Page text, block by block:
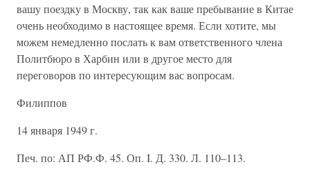
вашу поездку в Москву, так как ваше пребывание в Китае
очень необходимо в настоящее время. Если хотите, мы
можем немедленно послать к вам ответственного члена
Политбюро в Харбин или в другое место для
переговоров по интересующим вас вопросам.
Филиппов
14 января 1949 г.
Печ. по: АП РФ.Ф. 45. Оп. I. Д. 330. Л. 110–113.